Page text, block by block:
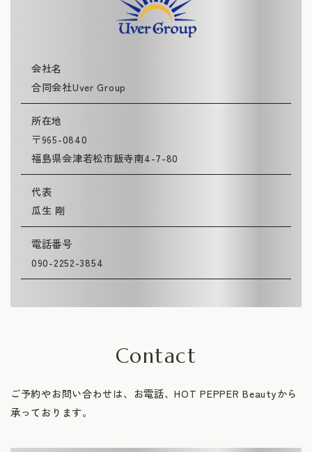
会社名
合同会社Uver Group
所在地
〒965-0840
福島県会津若松市飯寺南4-7-80
代表
瓜生 剛
電話番号
090-2252-3854
Contact
ご予約やお問い合わせは、お電話、HOT PEPPER Beautyから
承っております。